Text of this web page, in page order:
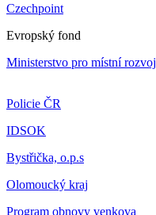
Czechpoint
Evropský fond
Ministerstvo pro místní rozvoj
Policie ČR
IDSOK
Bystřička, o.p.s
Olomoucký kraj
Program obnovy venkova